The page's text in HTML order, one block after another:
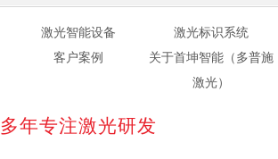
激光智能设备
激光标识系统
客户案例
关于首坤智能（多普施
激光）
多年专注激光研发